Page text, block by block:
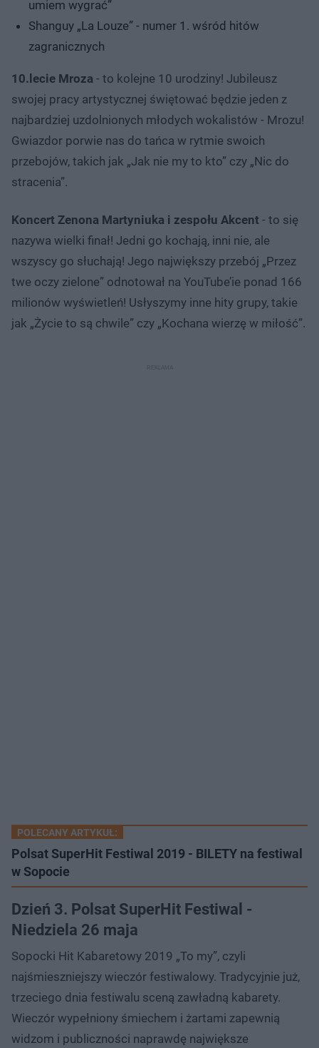
umiem wygrać”
Shanguy „La Louze” - numer 1. wśród hitów
zagranicznych
10.lecie Mroza - to kolejne 10 urodziny! Jubileusz
swojej pracy artystycznej świętować będzie jeden z
najbardziej uzdolnionych młodych wokalistów - Mrozu!
Gwiazdor porwie nas do tańca w rytmie swoich
przebojów, takich jak „Jak nie my to kto” czy „Nic do
stracenia”.
Koncert Zenona Martyniuka i zespołu Akcent - to się
nazywa wielki finał! Jedni go kochają, inni nie, ale
wszyscy go słuchają! Jego największy przebój „Przez
twe oczy zielone” odnotował na YouTube’ie ponad 166
milionów wyświetleń! Usłyszymy inne hity grupy, takie
jak „Życie to są chwile” czy „Kochana wierzę w miłość”.
POLECANY ARTYKUŁ:
Polsat SuperHit Festiwal 2019 - BILETY na festiwal
w Sopocie
Dzień 3. Polsat SuperHit Festiwal -
Niedziela 26 maja
Sopocki Hit Kabaretowy 2019 „To my”, czyli
najśmieszniejszy wieczór festiwalowy. Tradycyjnie już,
trzeciego dnia festiwalu sceną zawładną kabarety.
Wieczór wypełniony śmiechem i żartami zapewnią
widzom i publiczności naprawdę największe